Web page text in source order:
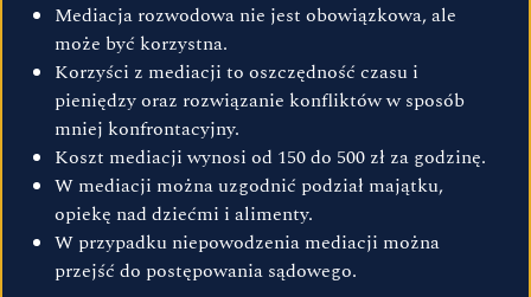
Mediacja rozwodowa nie jest obowiązkowa, ale
może być korzystna.
Korzyści z mediacji to oszczędność czasu i
pieniędzy oraz rozwiązanie konfliktów w sposób
mniej konfrontacyjny.
Koszt mediacji wynosi od 150 do 500 zł za godzinę.
W mediacji można uzgodnić podział majątku,
opiekę nad dziećmi i alimenty.
W przypadku niepowodzenia mediacji można
przejść do postępowania sądowego.